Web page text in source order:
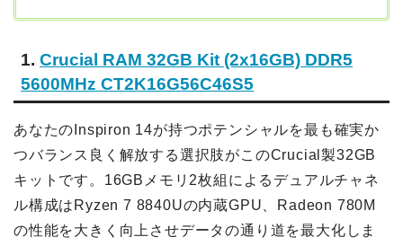
1. Crucial RAM 32GB Kit (2x16GB) DDR5
5600MHz CT2K16G56C46S5
あなたのInspiron 14が持つポテンシャルを最も確実か
つバランス良く解放する選択肢がこのCrucial製32GB
キットです。16GBメモリ2枚組によるデュアルチャネ
ル構成はRyzen 7 8840Uの内蔵GPU、Radeon 780M
の性能を大きく向上させデータの通り道を最大化しま